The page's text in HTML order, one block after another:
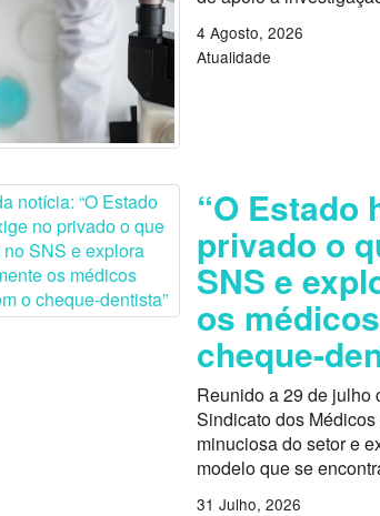
4 Agosto, 2026
Atualidade
“O Estado
privado o
SNS e
os
cheque-
Reunido a 29 de julho
Sindicato dos
minuciosa do setor e
modelo que se
31 Julho, 2026